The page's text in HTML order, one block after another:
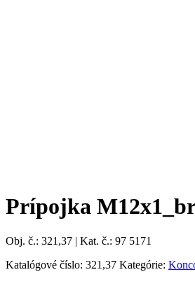
Prípojka
Obj. č.: 321,37 | Kat. č.: 97 5171
Katalógové číslo: 321,37 Kategórie: